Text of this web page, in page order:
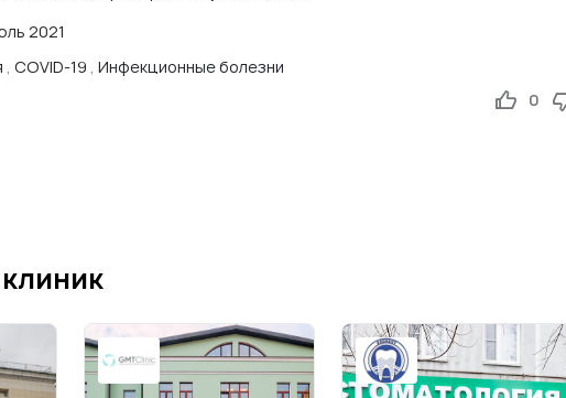
2021
, COVID-19 , Инфекционные болезни
0